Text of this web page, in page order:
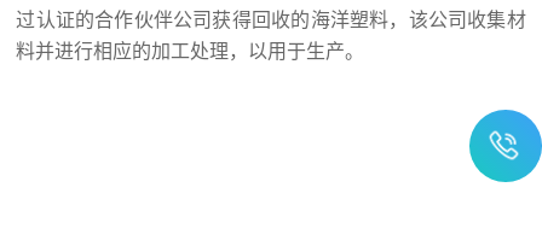
过认证的合作伙伴公司获得回收的海洋塑料，该公司收集材
料并进行相应的加工处理，以用于生产。